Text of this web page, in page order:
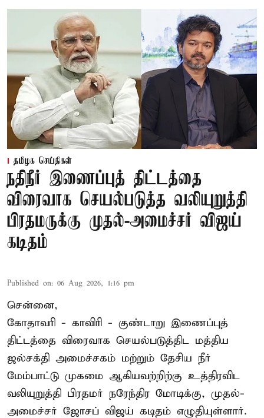
தமிழக செய்திகள்
நதிநீர் இணைப்புத் திட்டத்தை
விரைவாக செயல்படுத்த வலியுறுத்தி
பிரதமருக்கு முதல்-அமைச்சர் விஜய்
கடிதம்
Published on: 06 Aug 2026, 1:16 pm
சென்னை,
கோதாவரி - காவிரி - குண்டாறு இணைப்புத்
திட்டத்தை விரைவாக செயல்படுத்திட மத்திய
ஜல்சக்தி அமைச்சகம் மற்றும் தேசிய நீர்
மேம்பாட்டு முகமை ஆகியவற்றிற்கு உத்திரவிட
வலியுறுத்தி பிரதமர் நரேந்திர மோடிக்கு, முதல்-
அமைச்சர் ஜோசப் விஜய் கடிதம் எழுதியுள்ளார்.